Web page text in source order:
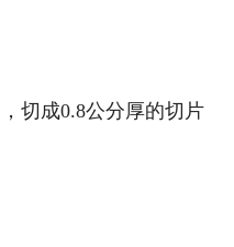
切成0.8公分厚的切片